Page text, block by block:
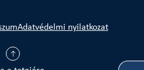
Adatvédelmi nyilatkozat